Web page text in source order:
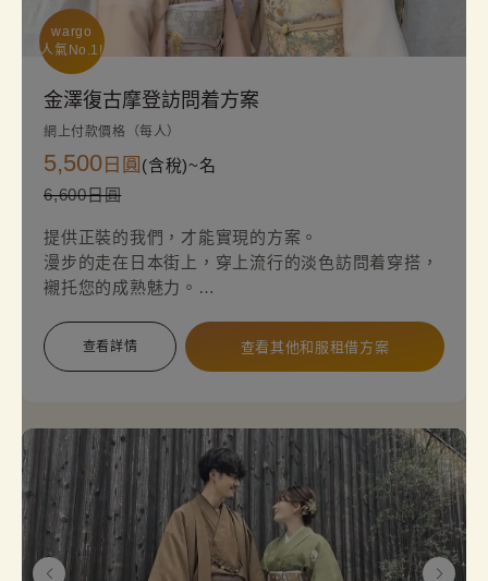
wargo
人氣No.1!
金澤復古摩登訪問着方案
網上付款價格（每人）
5,500 日圓 (含稅)~名
6,600日圓
提供正裝的我們，才能實現的方案。
漫步的走在日本街上，穿上流行的淡色訪問着穿搭，
襯托您的成熟魅力。
※請注意，必須使用袋帶，因此會額外收取2,200日
查看詳情 查看其他和服租借方案